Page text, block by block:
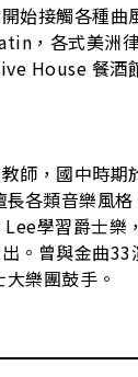
始接觸各種
，各式美洲
House 餐酒
師，國中時
各類音樂風
學習爵士樂
。曾與金曲
樂團鼓手。